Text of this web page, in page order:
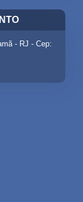
- RJ - Cep: